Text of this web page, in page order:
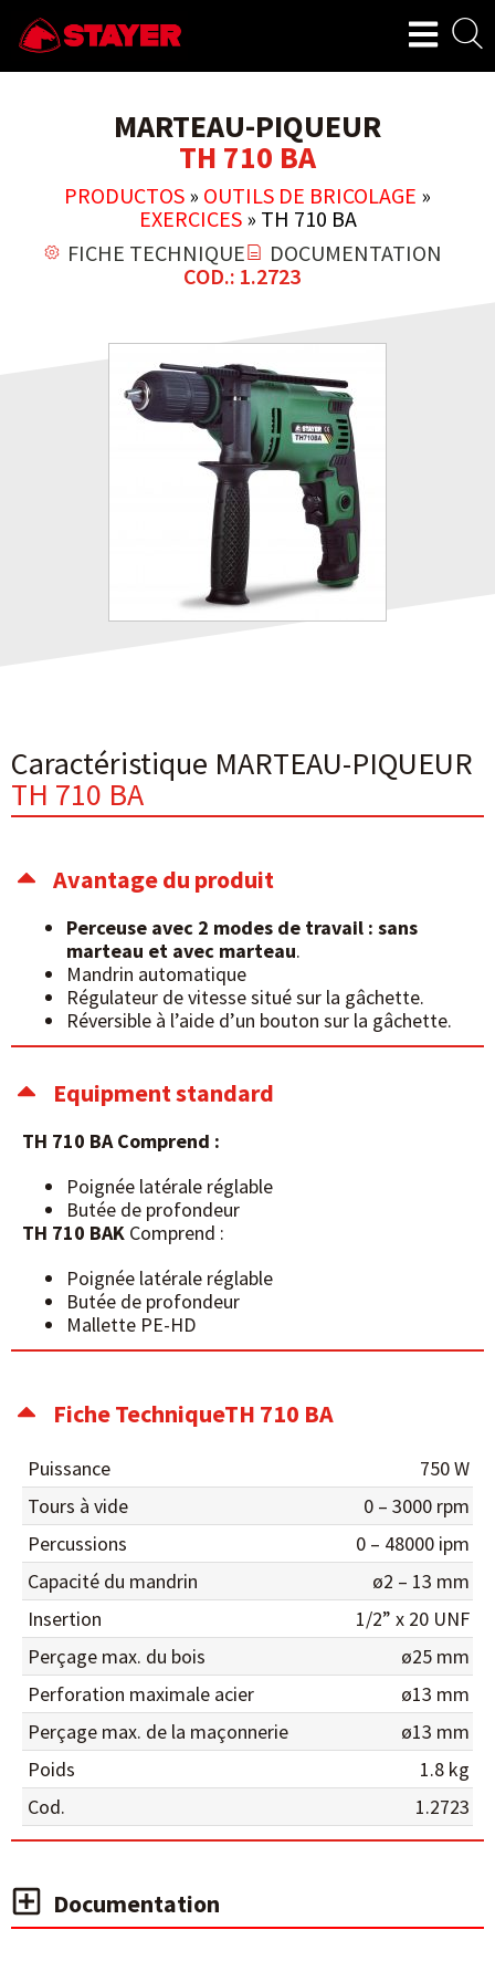
MARTEAU-PIQUEUR
TH 710 BA
PRODUCTOS » OUTILS DE BRICOLAGE »
EXERCICES» TH 710 BA
FICHE TECHNIQUE
DOCUMENTATION
COD.: 1.2723
Caractéristique MARTEAU-PIQUEUR
TH 710 BA
Avantage du produit
Perceuse avec 2 modes de travail : sans
marteau et avec marteau.
Mandrin automatique
Régulateur de vitesse situé sur la gâchette.
Réversible à l’aide d’un bouton sur la gâchette.
Equipment standard
TH 710 BA Comprend :
Poignée latérale réglable
Butée de profondeur
TH 710 BAK Comprend :
Poignée latérale réglable
Butée de profondeur
Mallette PE-HD
Fiche TechniqueTH 710 BA
Puissance
750 W
Tours à vide
0 – 3000 rpm
Percussions
0 – 48000 ipm
Capacité du mandrin
ø2 – 13 mm
Insertion
1/2” x 20 UNF
Perçage max. du bois
ø25 mm
Perforation maximale acier
ø13 mm
Perçage max. de la maçonnerie
ø13 mm
Poids
1.8 kg
Cod.
1.2723
Documentation